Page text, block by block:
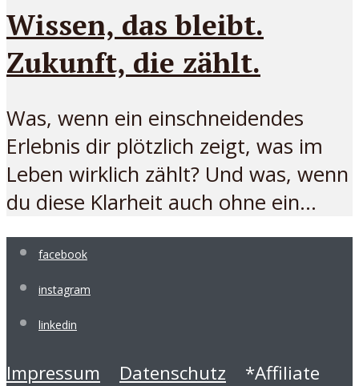
Wissen, das bleibt.
Zukunft, die zählt.
Was, wenn ein einschneidendes
Erlebnis dir plötzlich zeigt, was im
Leben wirklich zählt? Und was, wenn
du diese Klarheit auch ohne ein...
facebook
instagram
linkedin
Impressum Datenschutz *Affiliate